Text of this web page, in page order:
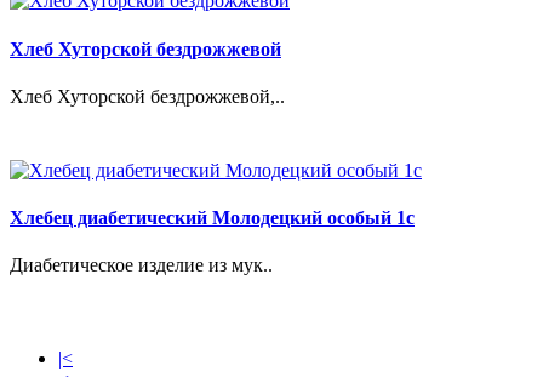
Хлеб Хуторской бездрожжевой
Хлеб Хуторской бездрожжевой,..
Хлебец диабетический Молодецкий особый 1с
Диабетическое изделие из мук..
|<